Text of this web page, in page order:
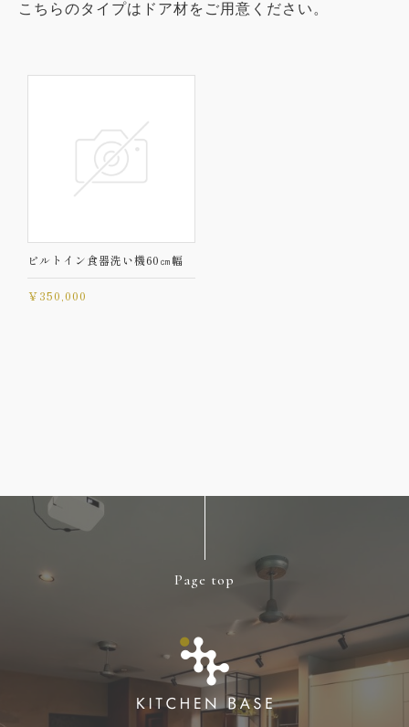
こちらのタイプはドア材をご用意ください。
ビルトイン食器洗い機60㎝幅
￥350,000
Page top